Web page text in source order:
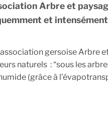
Arbre et
et
gersoise Arbre
naturels : “sous les
(grâce à